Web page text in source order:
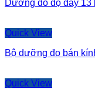
Dưỡng đo độ dầy 13
Quick View
Bộ dưỡng đo bán
Quick View